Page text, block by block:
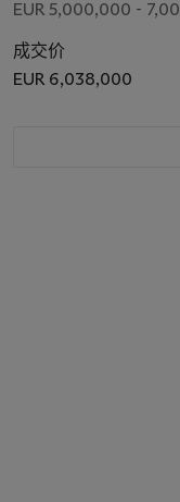
EUR 5,000,000 -
成交价
EUR 6,038,000